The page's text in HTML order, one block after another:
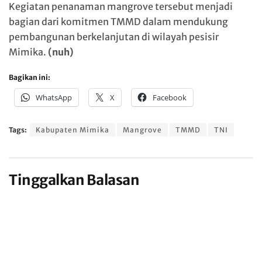
Kegiatan penanaman mangrove tersebut menjadi
bagian dari komitmen TMMD dalam mendukung
pembangunan berkelanjutan di wilayah pesisir
Mimika. (nuh)
Bagikan ini:
WhatsApp X Facebook
Tags: Kabupaten Mimika Mangrove TMMD TNI
Tinggalkan Balasan